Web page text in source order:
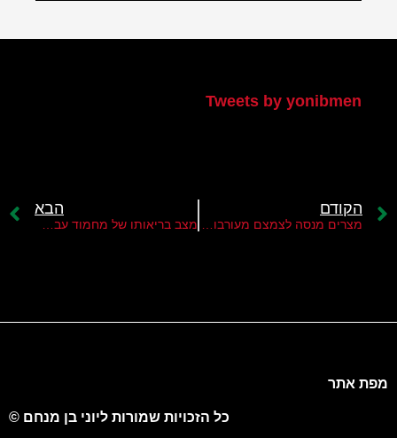
Tweets by yonibmen
הקודם הבא
מפת אתר
כל הזכויות שמורות ליוני בן מנחם ©